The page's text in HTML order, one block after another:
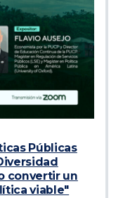
Públicas
convertir un
viable"